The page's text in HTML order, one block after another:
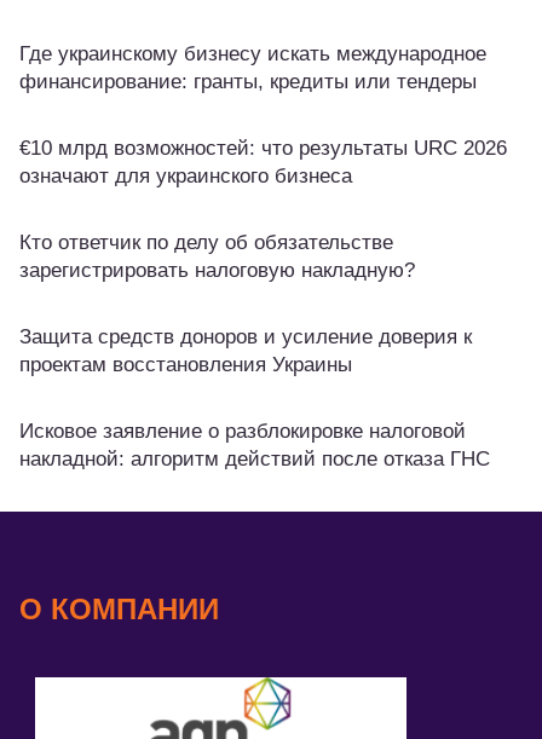
Где украинскому бизнесу искать международное
финансирование: гранты, кредиты или тендеры
€10 млрд возможностей: что результаты URC 2026
означают для украинского бизнеса
Кто ответчик по делу об обязательстве
зарегистрировать налоговую накладную?
Защита средств доноров и усиление доверия к
проектам восстановления Украины
Исковое заявление о разблокировке налоговой
накладной: алгоритм действий после отказа ГНС
О КОМПАНИИ